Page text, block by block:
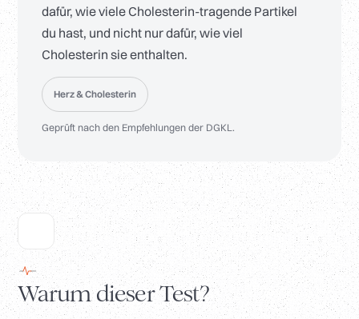
dafür, wie viele Cholesterin-tragende Partikel
du hast, und nicht nur dafür, wie viel
Cholesterin sie enthalten.
Herz & Cholesterin
Geprüft nach den Empfehlungen der DGKL.
Warum dieser Test?